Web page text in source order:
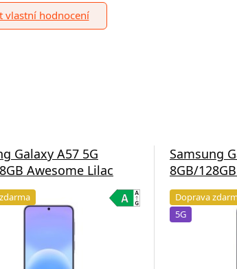
vlastní hodnocení
Galaxy A57 5G
Awesome Lilac
Samsung
8GB/
Doprava
5G